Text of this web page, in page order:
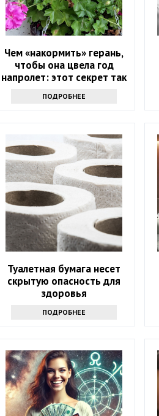
Чем «накормить» герань,
чтобы она цвела год
напролет: этот секрет так
ПОДРОБНЕЕ
Туалетная бумага несет
скрытую опасность для
здоровья
ПОДРОБНЕЕ